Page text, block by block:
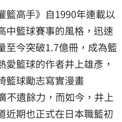
籃高手》自1990年連載以
中籃球賽事的風格，迅速
至今突破1.7億冊，成為籃
籃球的作者井上雄彥，
籃球勵志寫實漫畫
不遺餘力，而如今，井上
近期也正式在日本職籃初